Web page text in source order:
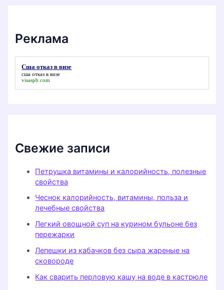
Реклама
Сша отказ в визе
сша отказ в визе
visaspb.com
Свежие записи
Петрушка витамины и калорийность, полезные
свойства
Чеснок калорийность, витамины, польза и
лечебные свойства
Легкий овощной суп на курином бульоне без
пережарки
Лепешки из кабачков без сыра жареные на
сковороде
Как сварить перловую кашу на воде в кастрюле